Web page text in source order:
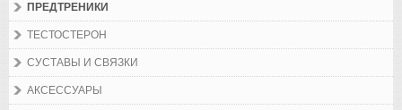
ПРЕДТРЕНИКИ
ТЕСТОСТЕРОН
СУСТАВЫ И СВЯЗКИ
АКСЕССУАРЫ